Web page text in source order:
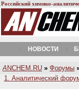
Российский химико-
НОВОСТИ
A NCHEM.RU » Форумы
1. Аналитический